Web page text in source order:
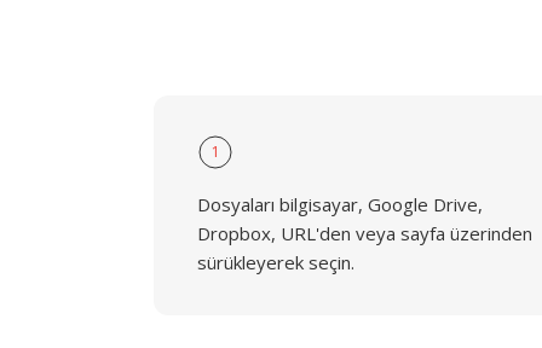
1
Dosyaları bilgisayar, Google Drive,
Dropbox, URL'den veya sayfa üzerinden
sürükleyerek seçin.